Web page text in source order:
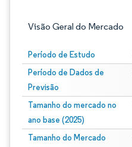
Visão Geral do Mercado
Período de Estudo
Período de Dados de
Previsão
Tamanho do mercado no
ano base (2025)
Tamanho do Mercado